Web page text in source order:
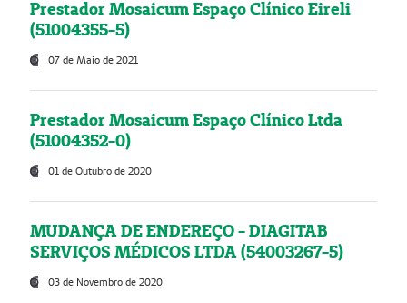
Prestador Mosaicum Espaço Clínico Eireli
(51004355-5)
07 de Maio de 2021
Prestador Mosaicum Espaço Clínico Ltda
(51004352-0)
01 de Outubro de 2020
MUDANÇA DE ENDEREÇO - DIAGITAB
SERVIÇOS MÉDICOS LTDA (54003267-5)
03 de Novembro de 2020